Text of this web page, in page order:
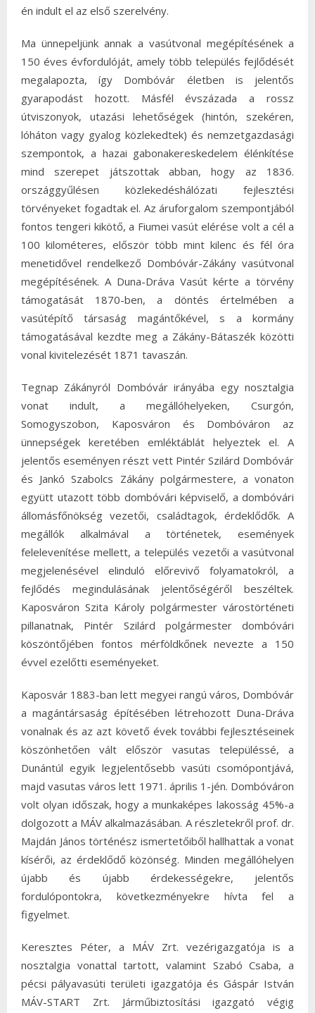
én indult el az első szerelvény.
Ma ünnepeljünk annak a vasútvonal megépítésének a
150 éves évfordulóját, amely több település fejlődését
megalapozta, így Dombóvár életben is jelentős
gyarapodást hozott. Másfél évszázada a rossz
útviszonyok, utazási lehetőségek (hintón, szekéren,
lóháton vagy gyalog közlekedtek) és nemzetgazdasági
szempontok, a hazai gabonakereskedelem élénkítése
mind szerepet játszottak abban, hogy az 1836.
országgyűlésen közlekedéshálózati fejlesztési
törvényeket fogadtak el. Az áruforgalom szempontjából
fontos tengeri kikötő, a Fiumei vasút elérése volt a cél a
100 kilométeres, először több mint kilenc és fél óra
menetidővel rendelkező Dombóvár-Zákány vasútvonal
megépítésének. A Duna-Dráva Vasút kérte a törvény
támogatását 1870-ben, a döntés értelmében a
vasútépítő társaság magántőkével, s a kormány
támogatásával kezdte meg a Zákány-Bátaszék közötti
vonal kivitelezését 1871 tavaszán.
Tegnap Zákányról Dombóvár irányába egy nosztalgia
vonat indult, a megállóhelyeken, Csurgón,
Somogyszobon, Kaposváron és Dombóváron az
ünnepségek keretében emléktáblát helyeztek el. A
jelentős eseményen részt vett Pintér Szilárd Dombóvár
és Jankó Szabolcs Zákány polgármestere, a vonaton
együtt utazott több dombóvári képviselő, a dombóvári
állomásfőnökség vezetői, családtagok, érdeklődők. A
megállók alkalmával a történetek, események
felelevenítése mellett, a település vezetői a vasútvonal
megjelenésével elinduló előrevivő folyamatokról, a
fejlődés megindulásának jelentőségéről beszéltek.
Kaposváron Szita Károly polgármester várostörténeti
pillanatnak, Pintér Szilárd polgármester dombóvári
köszöntőjében fontos mérföldkőnek nevezte a 150
évvel ezelőtti eseményeket.
Kaposvár 1883-ban lett megyei rangú város, Dombóvár
a magántársaság építésében létrehozott Duna-Dráva
vonalnak és az azt követő évek további fejlesztéseinek
köszönhetően vált először vasutas településsé, a
Dunántúl egyik legjelentősebb vasúti csomópontjává,
majd vasutas város lett 1971. április 1-jén. Dombóváron
volt olyan időszak, hogy a munkaképes lakosság 45%-a
dolgozott a MÁV alkalmazásában. A részletekről prof. dr.
Majdán János történész ismertetőiből hallhattak a vonat
kísérői, az érdeklődő közönség. Minden megállóhelyen
újabb és újabb érdekességekre, jelentős
fordulópontokra, következményekre hívta fel a
figyelmet.
Keresztes Péter, a MÁV Zrt. vezérigazgatója is a
nosztalgia vonattal tartott, valamint Szabó Csaba, a
pécsi pályavasúti területi igazgatója és Gáspár István
MÁV-START Zrt. Járműbiztosítási igazgató végig